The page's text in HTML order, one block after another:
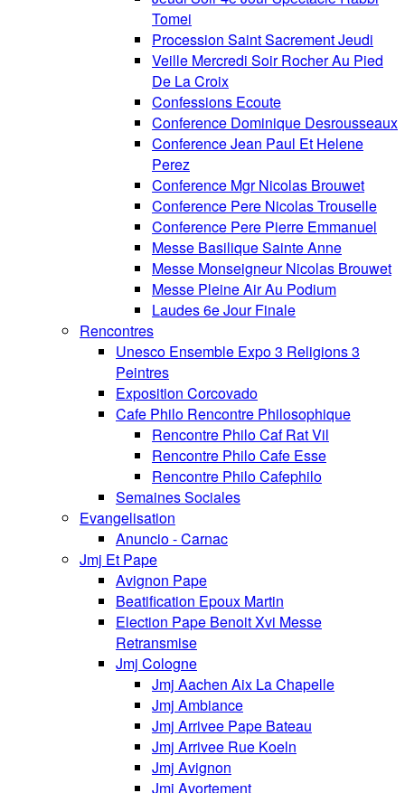
Tomei
Procession Saint Sacrement Jeudi
Veille Mercredi Soir Rocher Au Pied
De La Croix
Confessions Ecoute
Conference Dominique Desrousseaux
Conference Jean Paul Et Helene
Perez
Conference Mgr Nicolas Brouwet
Conference Pere Nicolas Trouselle
Conference Pere Pierre Emmanuel
Messe Basilique Sainte Anne
Messe Monseigneur Nicolas Brouwet
Messe Pleine Air Au Podium
Laudes 6e Jour Finale
Rencontres
Unesco Ensemble Expo 3 Religions 3
Peintres
Exposition Corcovado
Cafe Philo Rencontre Philosophique
Rencontre Philo Caf Rat Vil
Rencontre Philo Cafe Esse
Rencontre Philo Cafephilo
Semaines Sociales
Evangelisation
Anuncio - Carnac
Jmj Et Pape
Avignon Pape
Beatification Epoux Martin
Election Pape Benoit Xvi Messe
Retransmise
Jmj Cologne
Jmj Aachen Aix La Chapelle
Jmj Ambiance
Jmj Arrivee Pape Bateau
Jmj Arrivee Rue Koeln
Jmj Avignon
Jmj Avortement